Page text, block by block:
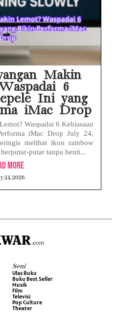
Makin
6
Ini yang
iMac Drop
Waspadai 6 Kebiasaan
iMac Drop July 24,
melihat ikon rainbow
putar tanpa henti...
More
24, 2026
Seni
Ulas Buku
Buku Best Seller
Musik
Film
Televisi
Pop Culture
Theater